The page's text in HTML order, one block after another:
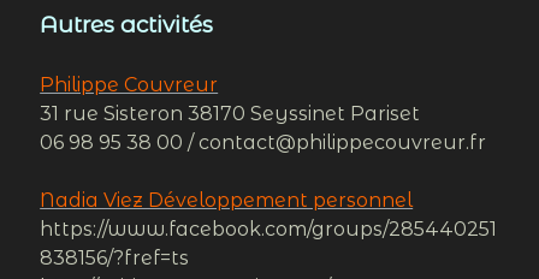
Autres activités
Philippe Couvreur
31 rue Sisteron 38170 Seyssinet Pariset
06 98 95 38 00 / contact@philippecouvreur.fr
Nadia Viez Développement personnel
https://www.facebook.com/groups/285440251
838156/?fref=ts